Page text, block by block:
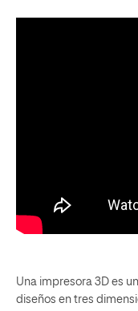
Una impresora 3D es
diseños en tres